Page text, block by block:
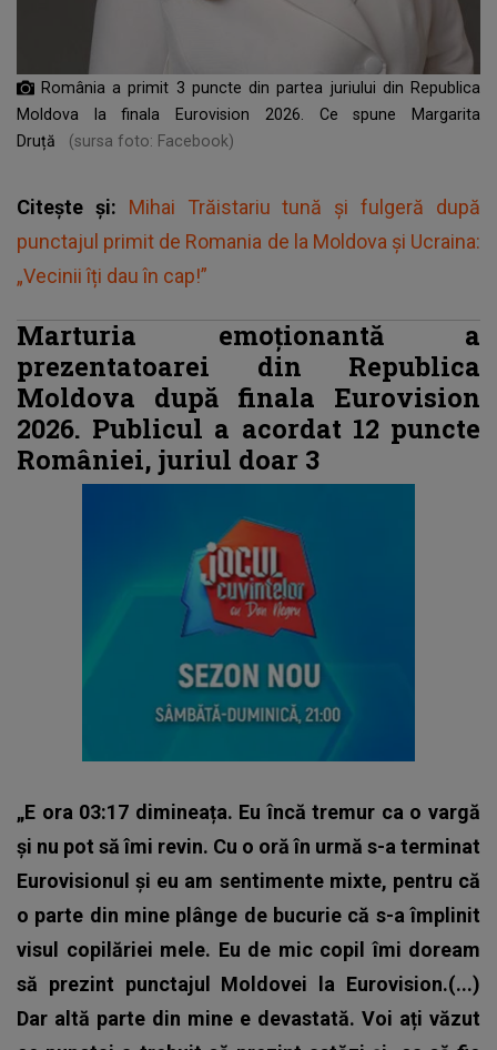
România a primit 3 puncte din partea juriului din Republica
Moldova la finala Eurovision 2026. Ce spune Margarita
Druță
(sursa foto: Facebook)
Citește și: Mihai Trăistariu tună și fulgeră după
punctajul primit de Romania de la Moldova și Ucraina:
„Vecinii îți dau în cap!”
Marturia emoționantă a
prezentatoarei din Republica
Moldova după finala Eurovision
2026. Publicul a acordat 12 puncte
României, juriul doar 3
„E ora 03:17 dimineața. Eu încă tremur ca o vargă
și nu pot să îmi revin. Cu o oră în urmă s-a terminat
Eurovisionul și eu am sentimente mixte, pentru că
o parte din mine plânge de bucurie că s-a împlinit
visul copilăriei mele. Eu de mic copil îmi doream
să prezint punctajul Moldovei la Eurovision.(...)
Dar altă parte din mine e devastată. Voi ați văzut